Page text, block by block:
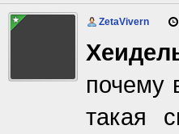
ZetaVivern
почему
такая